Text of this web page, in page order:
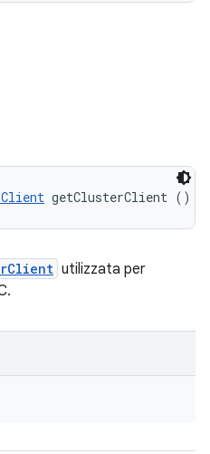
getClusterClient ()
utilizzata per